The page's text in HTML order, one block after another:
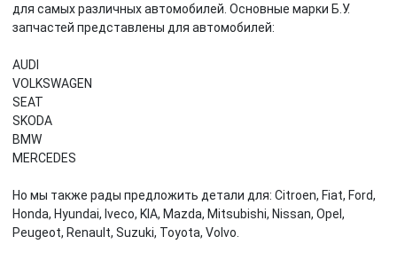
для самых различных автомобилей. Основные марки Б.У.
запчастей представлены для автомобилей:
AUDI
VOLKSWAGEN
SEAT
SKODA
BMW
MERCEDES
Но мы также рады предложить детали для: Citroen, Fiat, Ford,
Honda, Hyundai, Iveco, KIA, Mazda, Mitsubishi, Nissan, Opel,
Peugeot, Renault, Suzuki, Toyota, Volvo.